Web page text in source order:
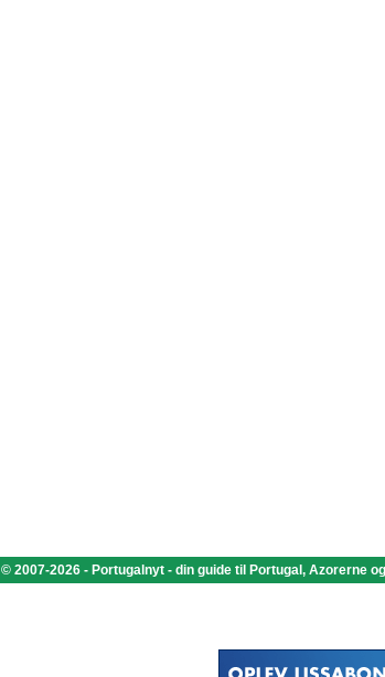
© 2007-2026 - Portugalnyt - din guide til Portugal, Azorerne